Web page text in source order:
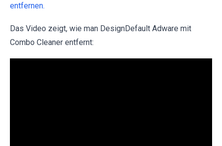
entfernen.
Das Video zeigt, wie man DesignDefault Adware mit
Combo Cleaner entfernt: